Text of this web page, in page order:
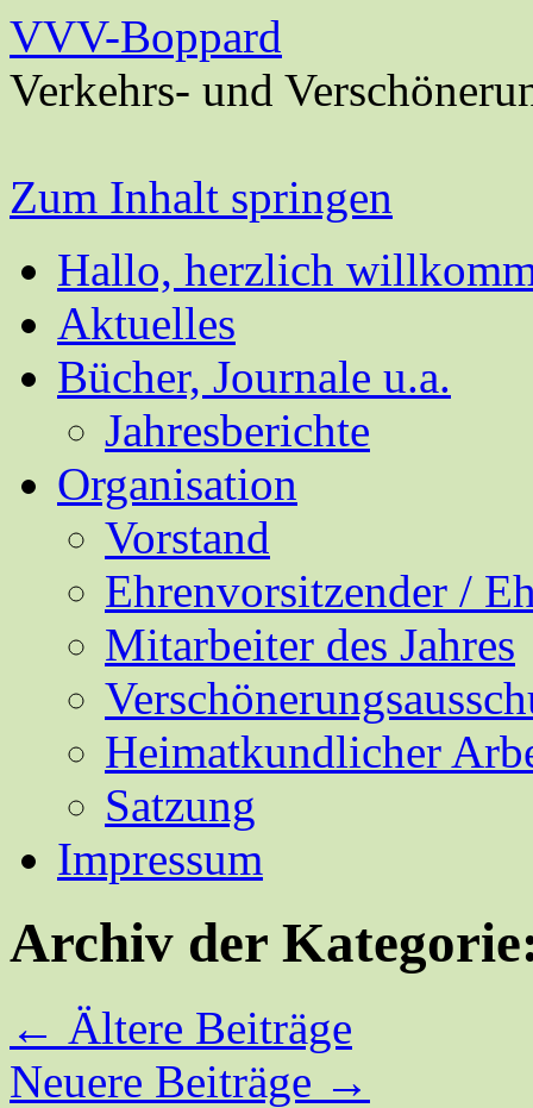
VVV-Boppard
Verkehrs- und
Zum Inhalt springen
Hallo, herzlich
Aktuelles
Bücher, Journale u.a.
Jahresberichte
Organisation
Vorstand
Ehrenvorsitzender /
Mitarbeiter des Jahres
Heimatkundlicher
Satzung
Impressum
Archiv der
← Ältere Beiträge
Neuere Beiträge →